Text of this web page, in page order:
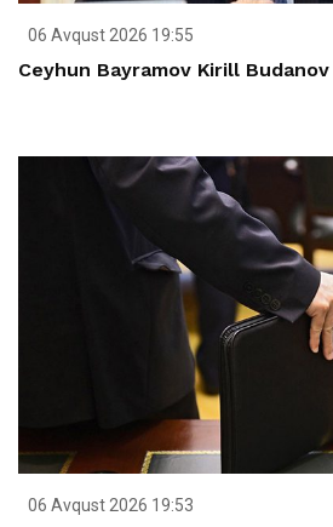
06 Avqust 2026 19:55
Ceyhun Bayramov Kirill
06 Avqust 2026 19:53